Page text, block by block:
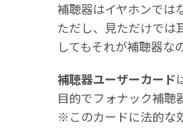
補聴器はイヤホンでは
ただし、見ただけでは
してもそれが補聴器な
補聴器ユーザーカード
目的でフォナック補聴
※このカードに法的な